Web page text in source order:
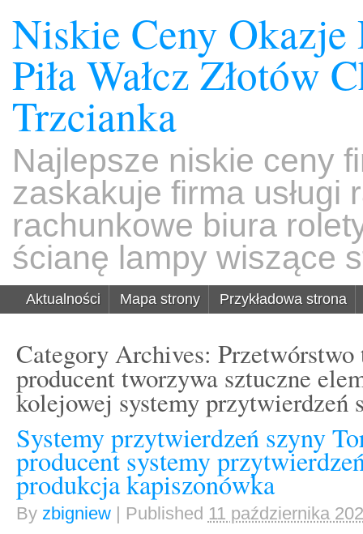
Niskie Ceny
Piła Wałcz Złotów
Trzcianka
Najlepsze niskie ceny
zaskakuje firma usługi
rachunkowe biura
ścianę lampy wiszące
Aktualności Mapa strony Przykładowa strona
Category Archives:
producent tworzywa sztuczne
kolejowej systemy przytwierdzeń
Systemy przytwierdzeń szyny
producent systemy
produkcja kapiszonówka
By zbigniew | Published 11 października